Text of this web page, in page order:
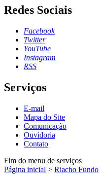
Redes Sociais
Facebook
Twitter
YouTube
Instagram
RSS
Serviços
E-mail
Mapa do Site
Comunicação
Ouvidoria
Contato
Fim do menu de serviços
Página inicial > Riacho Fundo